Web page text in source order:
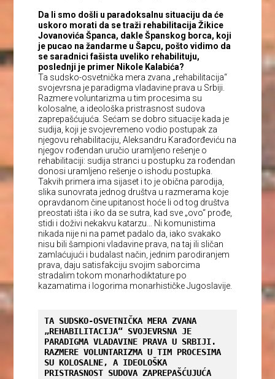
Da li smo došli u paradoksalnu situaciju da će
uskoro morati da se traži rehabilitacija Žikice
Jovanovića Španca, dakle Španskog borca, koji
je pucao na žandarme u Šapcu, pošto vidimo da
se saradnici fašista uveliko rehabilituju,
poslednji je primer Nikole Kalabića?
Ta sudsko-osvetnička mera zvana „rehabilitacija“
svojevrsna je paradigma vladavine prava u Srbiji.
Razmere voluntarizma u tim procesima su
kolosalne, a ideološka pristrasnost sudova
zaprepašćujuća. Sećam se dobro situacije kada je
sudija, koji je svojevremeno vodio postupak za
njegovu rehabilitaciju, Aleksandru Karađorđeviću na
njegov rođendan uručio uramljeno rešenje o
rehabilitaciji: sudija stranci u postupku za rođendan
donosi uramljeno rešenje o ishodu postupka.
Takvih primera ima sijaset i to je obična parodija,
slika sunovrata jednog društva u razmerama koje
opravdanom čine upitanost hoće li od tog društva
preostati išta i iko da se sutra, kad sve „ovo“ prođe,
stidi i doživi nekakvu katarzu… Ni komunistima
nikada nije ni na pamet padalo da, iako svakako
nisu bili šampioni vladavine prava, na taj ili sličan
zamlaćujući i budalast način, jednim parodiranjem
prava, daju satisfakciju svojim saborcima
stradalim tokom monarhodiktature po
kazamatima i logorima monarhističke Jugoslavije.
TA SUDSKO-OSVETNIČKA MERA ZVANA
„REHABILITACIJA“ SVOJEVRSNA JE
PARADIGMA VLADAVINE PRAVA U SRBIJI.
RAZMERE VOLUNTARIZMA U TIM PROCESIMA
SU KOLOSALNE, A IDEOLOŠKA
PRISTRASNOST SUDOVA ZAPREPAŠĆUJUĆA